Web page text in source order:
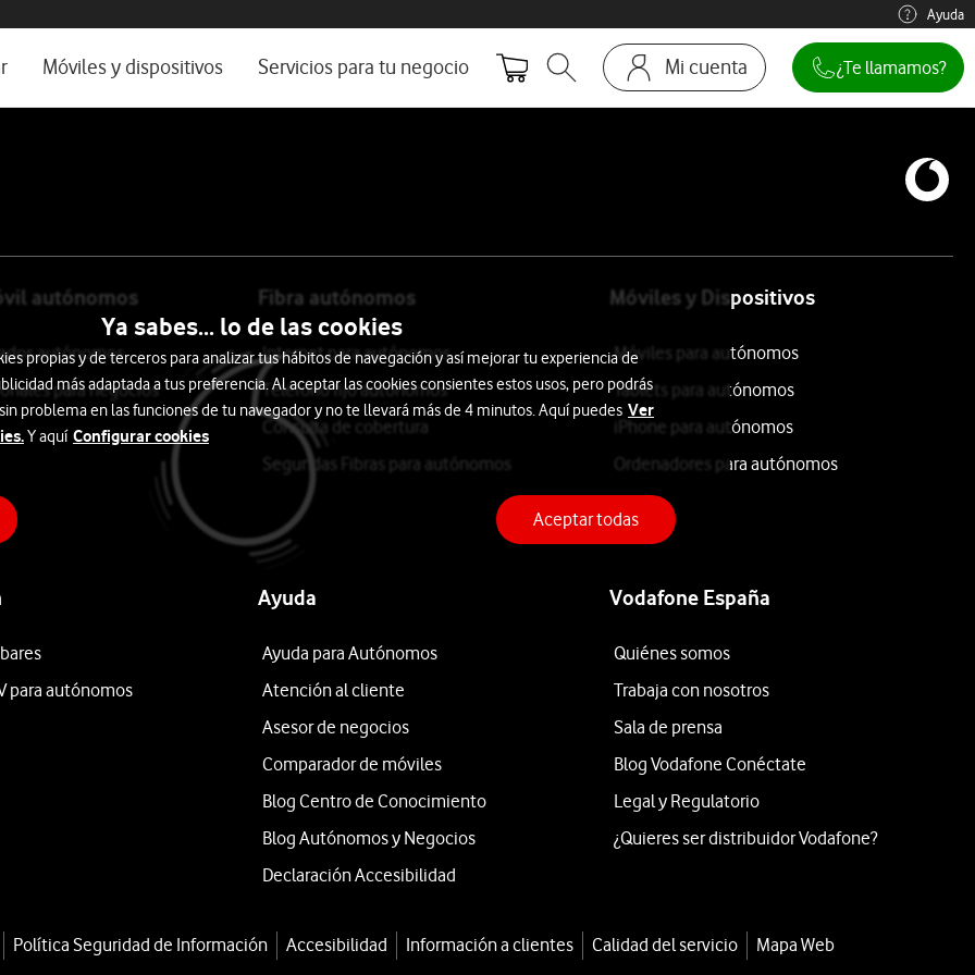
ayuda e idioma Ayuda
Móviles y dispositivos Servicios para tu negocio
Abrir buscador. Abre en ventana modal
Mi cuenta
Ir a la pagina acceso clientes
¿Te llamamos?
autónomos
autónomos
para negocios
Fibra autónomos
Internet para autónomos
Teléfono fijo autónomos
Consulta de cobertura
Segundas Fibras para autónomos
Móviles y Dispositivos
Móviles para autónomos
Tablets para autónomos
iPhone para autónomos
Ordenadores para autónomos
para autónomos
Ayuda
Ayuda para Autónomos
Atención al cliente
Asesor de negocios
Comparador de móviles
Blog Centro de Conocimiento
Blog Autónomos y Negocios
Declaración Accesibilidad
Vodafone España
Quiénes somos
Trabaja con nosotros
Sala de prensa
Blog Vodafone Conéctate
Legal y Regulatorio
¿Quieres ser distribuidor Vodafone?
Política Seguridad de Información Accesibilidad Información a clientes Calidad del servicio
Mapa Web
Ya sabes... lo de las cookies
propias y de terceros para analizar tus hábitos de navegación y así mejorar tu experiencia de
más adaptada a tus preferencia. Al aceptar las cookies consientes estos usos, pero podrás
problema en las funciones de tu navegador y no te llevará más de 4 minutos. Aquí puedes Ver
Y aquí Configurar cookies
Aceptar todas